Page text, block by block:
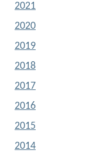
2021
2020
2019
2018
2017
2016
2015
2014